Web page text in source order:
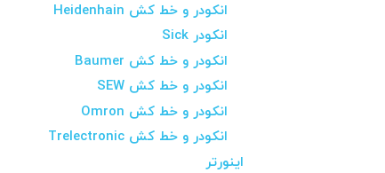
انکودر و خط کش Heidenhain
انکودر Sick
انکودر و خط کش Baumer
انکودر و خط کش SEW
انکودر و خط کش Omron
انکودر و خط کش Trelectronic
اینورتر